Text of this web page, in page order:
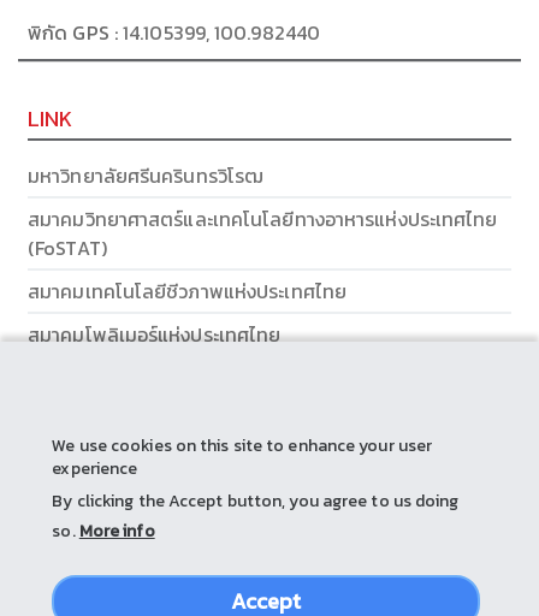
พิกัด GPS :14.105399, 100.982440
LINK
มหาวิทยาลัยศรีนครินทรวิโรฒ
สมาคมวิทยาศาสตร์และเทคโนโลยีทางอาหารแห่งประเทศไทย
(FoSTAT)
สมาคมเทคโนโลยีชีวภาพแห่งประเทศไทย
สมาคมโพลิเมอร์แห่งประเทศไทย
We use cookies on this site to enhance your user
experience
By clicking the Accept button, you agree to us doing
so. More info
Accept